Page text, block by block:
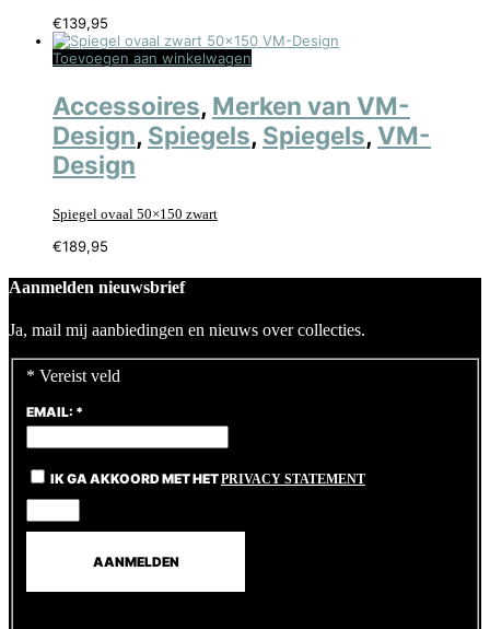
€139,95
Toevoegen aan winkelwagen
Accessoires, Merken van VM-
Design, Spiegels, Spiegels, VM-
Design
Spiegel ovaal 50×150 zwart
€189,95
Aanmelden nieuwsbrief
Ja, mail mij aanbiedingen en nieuws over collecties.
* Vereist veld
EMAIL: *
IK GA AKKOORD MET HETPRIVACY STATEMENT